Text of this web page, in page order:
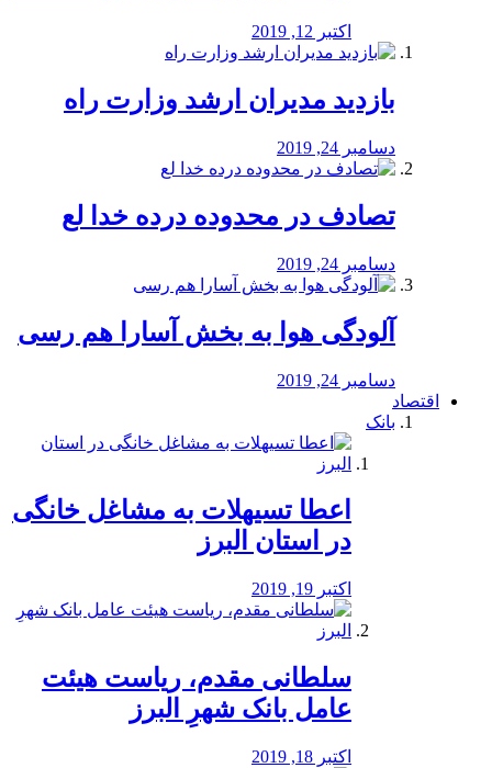
اکتبر 12, 2019
بازدید مدیران ارشد وزارت راه
دسامبر 24, 2019
تصادف در محدوده درده خدا لع
دسامبر 24, 2019
آلودگی هوا به بخش آسارا هم رسی
دسامبر 24, 2019
اقتصاد
بانک
️اعطا تسیهلات به مشاغل خانگی
در استان البرز
اکتبر 19, 2019
سلطانی مقدم، ریاست هیئت
عامل بانک شهرِ البرز
اکتبر 18, 2019